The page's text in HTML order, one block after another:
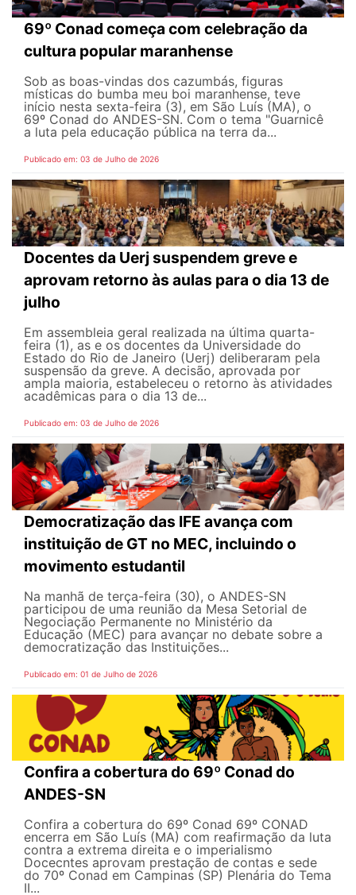
69º Conad começa com celebração da
cultura popular maranhense
Sob as boas-vindas dos cazumbás, figuras
místicas do bumba meu boi maranhense, teve
início nesta sexta-feira (3), em São Luís (MA), o
69º Conad do ANDES-SN. Com o tema "Guarnicê
a luta pela educação pública na terra da...
Publicado em: 03 de Julho de 2026
Docentes da Uerj suspendem greve e
aprovam retorno às aulas para o dia 13 de
julho
Em assembleia geral realizada na última quarta-
feira (1), as e os docentes da Universidade do
Estado do Rio de Janeiro (Uerj) deliberaram pela
suspensão da greve. A decisão, aprovada por
ampla maioria, estabeleceu o retorno às atividades
acadêmicas para o dia 13 de...
Publicado em: 03 de Julho de 2026
Democratização das IFE avança com
instituição de GT no MEC, incluindo o
movimento estudantil
Na manhã de terça-feira (30), o ANDES-SN
participou de uma reunião da Mesa Setorial de
Negociação Permanente no Ministério da
Educação (MEC) para avançar no debate sobre a
democratização das Instituições...
Publicado em: 01 de Julho de 2026
Confira a cobertura do 69º Conad do
ANDES-SN
Confira a cobertura do 69º Conad 69º CONAD
encerra em São Luís (MA) com reafirmação da luta
contra a extrema direita e o imperialismo
Docecntes aprovam prestação de contas e sede
do 70º Conad em Campinas (SP) Plenária do Tema
II...